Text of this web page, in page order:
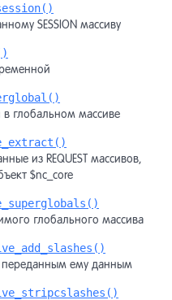
SESSION массиву
глобальном массиве
из REQUEST массивов,
$nc_core
глобального массива
переданным ему данным